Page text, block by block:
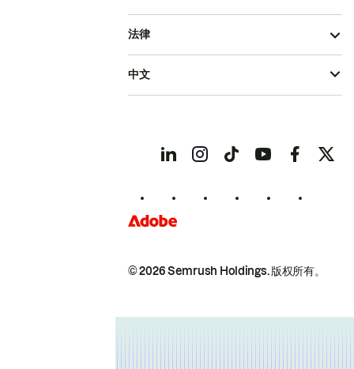
© 2026 Semrush Holdings.版权所有。
法律
中文